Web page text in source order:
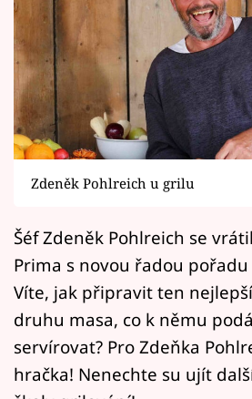
Seriály
Horoskopy
Sledujte prima+
Filmový festival Karlovy
Mámy sobě
Přihlášení
Sledujte nás
Zdeněk Pohlreich u grilu
Šéf Zdeněk Pohlreich se
Prima s novou řadou pořadu
Víte, jak připravit ten
druhu masa, co k němu
servírovat? Pro Zdeňka
hračka! Nenechte su ujít